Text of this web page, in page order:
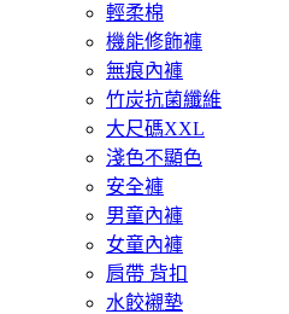
輕柔棉
機能修飾褲
無痕內褲
竹炭抗菌纖維
大尺碼XXL
淺色不顯色
安全褲
男童內褲
女童內褲
肩帶 背扣
水餃襯墊